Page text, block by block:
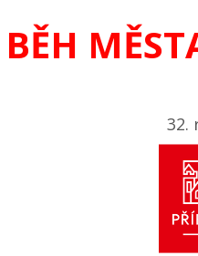
BĚH
32.